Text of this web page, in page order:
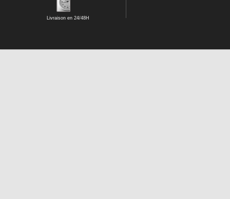
Livraison en 24/48H